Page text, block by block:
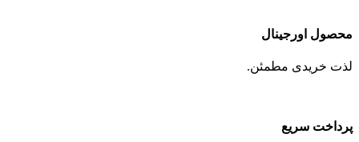
محصول اورجینال
لذت خریدی مطمئن.
پرداخت سریع